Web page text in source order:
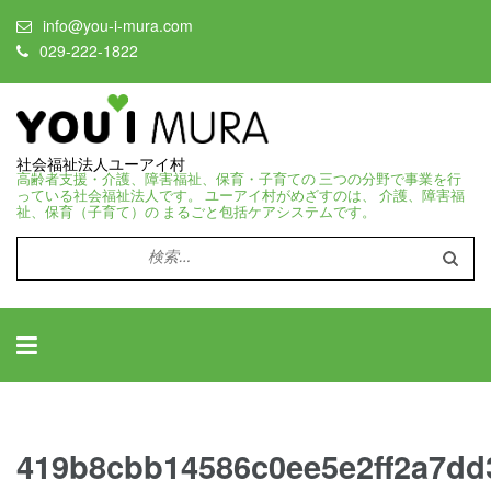
info@you-i-mura.com
029-222-1822
社会福祉法人ユーアイ村
高齢者支援・介護、障害福祉、保育・子育ての 三つの分野で事業を行
っている社会福祉法人です。 ユーアイ村がめざすのは、 介護、障害福
祉、保育（子育て）の まるごと包括ケアシステムです。
検
索: